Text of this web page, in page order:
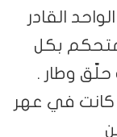
القادر
بكل
وطار .
كانت في عهر